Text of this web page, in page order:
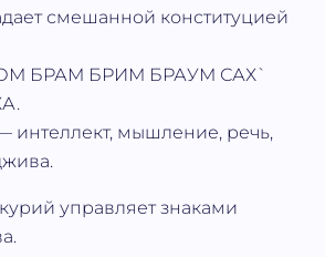
смешанной конституцией
БРАМ БРИМ БРАУМ САХ`
интеллект, мышление, речь,
управляет знаками